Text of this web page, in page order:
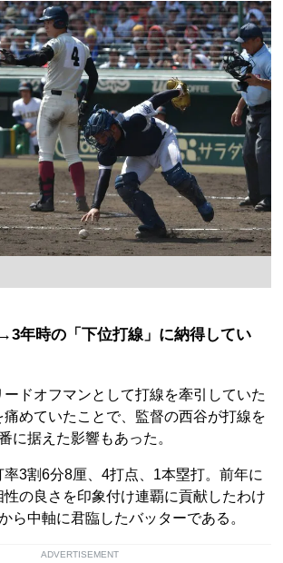
年時の「下位打線」に納得してい
ドオフマンとして打線を牽引していた
めていたことで、監督の西谷が打線を
に据えた影響もあった。
3割6分8厘、4打点、1本塁打。前年に
の良さを印象付け連覇に貢献したわけ
ら中軸に君臨したバッターである。
ADVERTISEMENT